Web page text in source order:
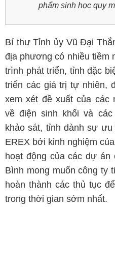
phẩm sinh học quy
Bí thư Tỉnh ủy Vũ Đại
địa phương có nhiều tiềm
trình phát triển, tỉnh đặc
triển các giá trị tự nhiên,
xem xét đề xuất của các
về điện sinh khối và
khảo sát, tỉnh dành sự
EREX bởi kinh nghiệm
hoạt động của các dự
Bình mong muốn công ty
hoàn thành các thủ tục
trong thời gian sớm nhất.